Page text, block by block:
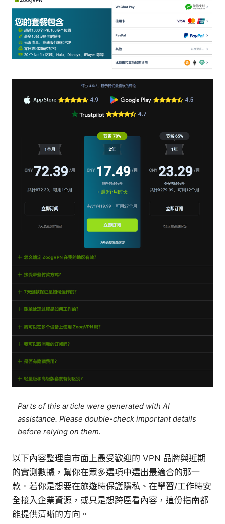
Parts of this article were generated with AI
assistance. Please double-check important details
before relying on them.
以下內容整理自市面上最受歡迎的 VPN 品牌與近期
的實測數據，幫你在眾多選項中選出最適合的那一
款。若你是想要在旅遊時保護隱私、在學習/工作時安
全接入企業資源，或只是想跨區看內容，這份指南都
能提供清晰的方向。